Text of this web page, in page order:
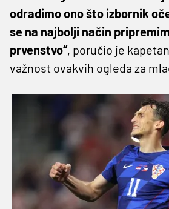
odradimo ono što izbornik
se na najbolji način
prvenstvo“, poručio je
važnost ovakvih ogleda za